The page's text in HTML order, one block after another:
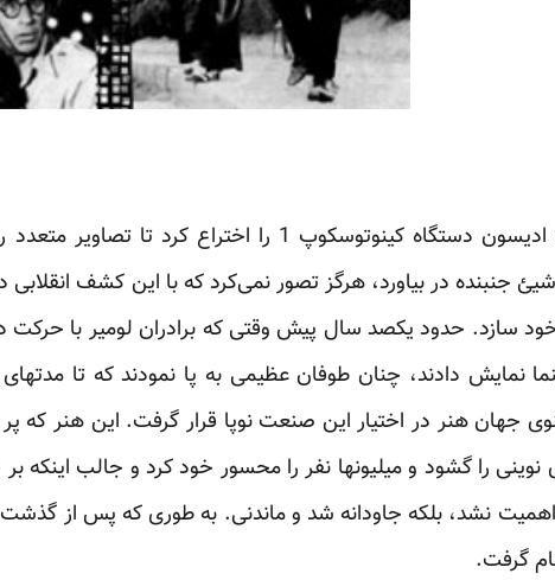
هنگامی که ادیسون دستگاه کینوتوسکوپ 1 را
جنبنده در بیاورد، هرگز تصور نمی‌کرد که با این کشف انقلابی
سازد. حدود یکصد سال پیش وقتی که برادران لومیر با حرکت
نمایش دادند، چنان طوفان عظیمی به پا نمودند که تا
جهان هنر در اختیار این صنعت نوپا قرار گرفت. این هنر که
نوینی را گشود و میلیونها نفر را محسور خود کرد و جالب اینکه
نشد، بلکه جاودانه شد و ماندنی. به طوری که پس از
گرفت.